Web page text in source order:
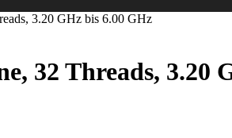
3.20 GHz bis 6.00 GHz
32 Threads, 3.20